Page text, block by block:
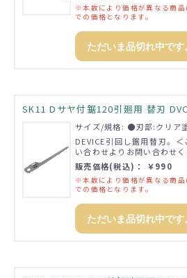
※本数により価格が異なる商
での価格となります。
ただいま品切れ中です
SK11 Dサヤ付鋸120引廻用 替刃
サイズ/規格: ●刃部:クリア塗
DEVICE引回し鋸用替刃。
い合わせよりお問い合わせ
販売価格(税込)： ￥990
※本数により価格が異なる商
での価格となります。
ただいま品切れ中です